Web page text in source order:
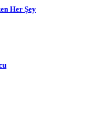
Her Şey